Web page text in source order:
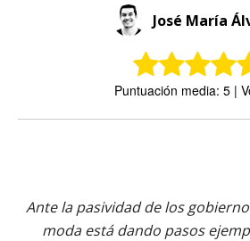
José María
Puntuación media: 5 |
Ante la pasividad de los
moda está dando pasos